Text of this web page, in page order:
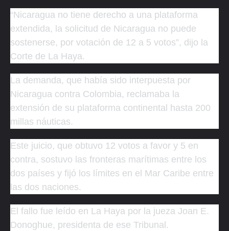
“Nicaragua no tiene derecho a una plataforma
extendida, la solicitud de Nicaragua no puede
sostenerse, por votación de 12 a 5 votos”, dijo la
Corte de La Haya.
La demanda, que había sido interpuesta por
Nicaragua contra Colombia, reclamaba la
extensión de su plataforma continental hasta 200
millas náuticas.
Este juicio, que obtuvo 12 votos a favor y 5 en
contra, sostuvo las fronteras marítimas entre los
dos países y fijó los límites en el Mar Caribe entre
las dos naciones.
El fallo fue leído en La Haya por la jueza Joan E.
Donoghue, presidenta de ese Tribunal.